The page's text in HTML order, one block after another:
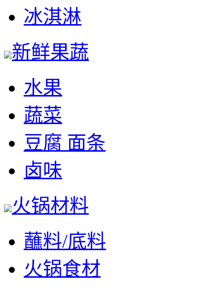
冰淇淋
新鲜果蔬
水果
蔬菜
豆腐 面条
卤味
火锅材料
蘸料/底料
火锅食材